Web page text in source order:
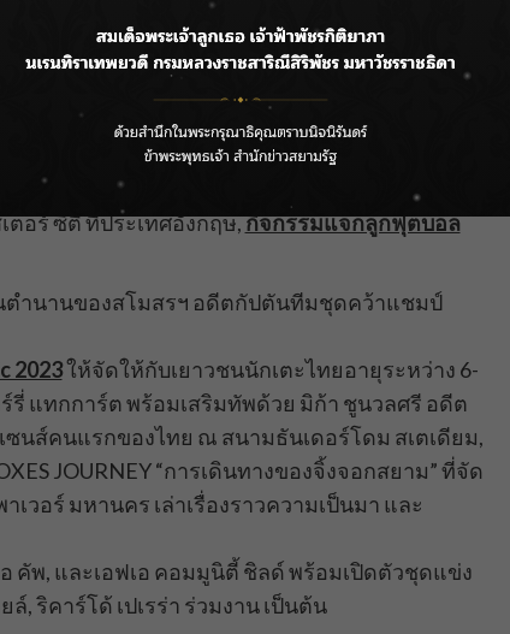
สเตอร์ ซิตี้ ยังมีกิจกรรมที่น่าสนใจที่จัดขึ้นเป็นพิเศษ
กรกฎาคมนี้ ภายใต้ชื่อLCFC LIVE กิจกรรมแฟน
ซึ่งเริ่มไปแล้วตั้งแต่วันที่ 17 กรกฎาคม ที่ผ่านมาไป
สเตอร์ ซิตี้ ได้ตามล่าหาฟิลเบิร์ต ฟ็อกซ์ มาสคอต
ทั้งหมด 30 QR Code ตามจุดต่างๆ ทั้งหมด 5
มากมายจากทางสโมสรฯ โดยมีรางวัลใหญ่เป็นตั๋ว
อร์ ซิตี้ ที่ประเทศอังกฤษ,กิจกรรมแจกลูกฟุตบอล
ตำนานของสโมสรฯ อดีตกัปตันทีมชุดคว้าแชมป์
2023ให้จัดให้กับเยาวชนนักเตะไทยอายุระหว่าง 6-
ร์รี่ แทกการ์ต พร้อมเสริมทัพด้วย มิก้า ชูนวลศรี อดีต
นส์คนแรกของไทย ณ สนามธันเดอร์โดม สเตเดียม,
JOURNEY “การเดินทางของจิ้งจอกสยาม” ที่จัด
วอร์ มหานคร เล่าเรื่องราวความเป็นมา และ
คัพ, และเอฟเอ คอมมูนิตี้ ชิลด์ พร้อมเปิดตัวชุดแข่ง
, ริคาร์โด้ เปเรร่า ร่วมงาน เป็นต้น